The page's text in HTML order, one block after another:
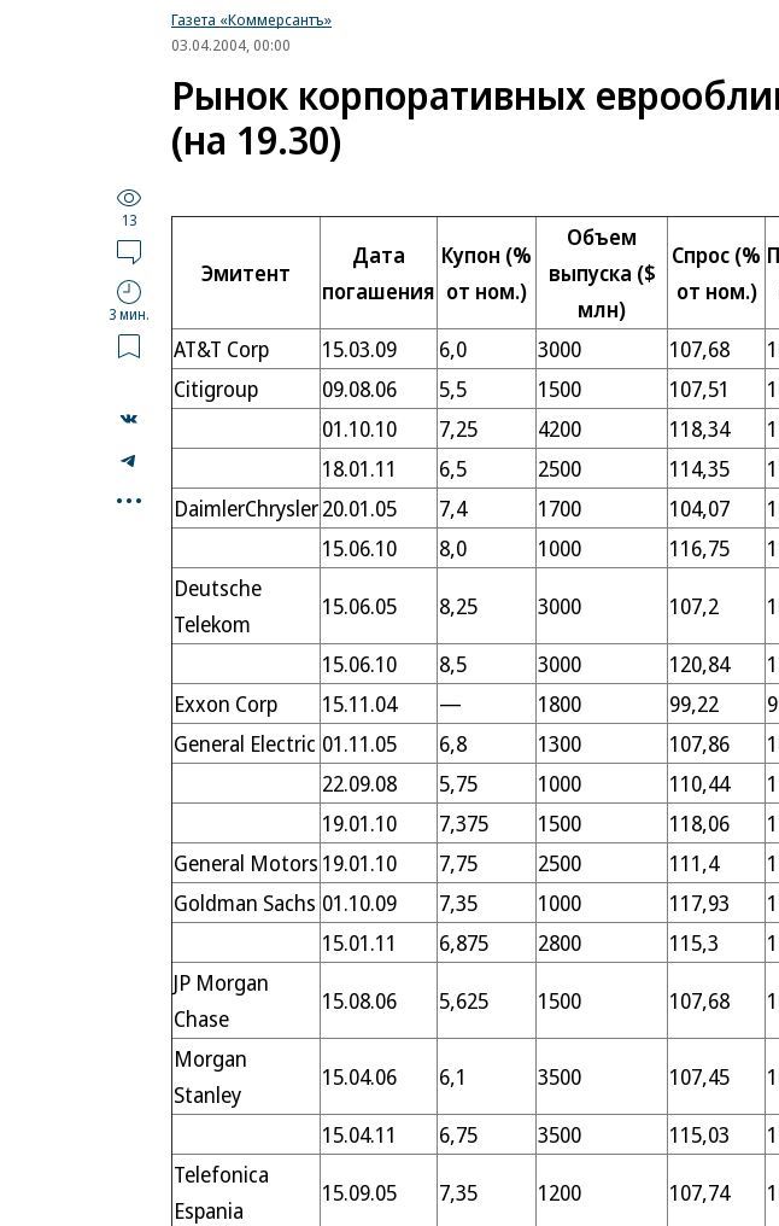
Газета «Коммерсантъ»
03.04.2004, 00:00
Рынок корпоративных
(на 19.30)
13
3 мин.
...
Эмитент
Дата
погашения
Купон (%
от ном.)
Объем
выпуска ($
млн)
Спрос (%
от ном.)
AT&T Corp
15.03.09 6,0 3000 107,68
Citigroup
09.08.06 5,5 1500 107,51
01.10.10
7,25 4200 118,34
18.01.11
6,5 2500 114,35
DaimlerChrysler20.01.05 7,4 1700 104,07
15.06.10
8,0 1000 116,75
Deutsche
Telekom
15.06.05 8,25 3000 107,2
15.06.10
8,5 3000 120,84
Exxon Corp
15.11.04 — 1800 99,22
General Electric 01.11.05 6,8 1300 107,86
22.09.08
5,75 1000 110,44
19.01.10
7,375 1500 118,06
General Motors 19.01.10 7,75 2500 111,4
Goldman Sachs 01.10.09 7,35 1000 117,93
15.01.11
6,875 2800 115,3
JP Morgan
Chase
15.08.06 5,625 1500 107,68
Morgan
Stanley
15.04.06 6,1 3500 107,45
15.04.11
6,75 3500 115,03
Telefonica
Espania
15.09.05 7,35 1200 107,74